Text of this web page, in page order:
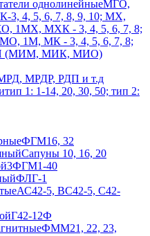
однолинейныеМГО,
3, 4, 5, 6, 7, 8, 9, 10; МХ,
1МХ, МХК - 3, 4, 5, 6, 7, 8;
1М, МК - 3, 4, 5, 6, 7, 8;
(МИМ, МИК, МИО)
МРДР, РДП и т.д
тип 1: 1-14, 20, 30, 50; тип 2:
ФГМ16, 32
Сапуны 10, 16, 20
3ФГМ1-40
ФЛГ-1
АС42-5, ВС42-5, С42-
Г42-12Ф
ФММ21, 22, 23,